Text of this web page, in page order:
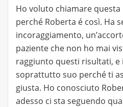
Ho voluto chiamare
perché Roberta é così. Ha
incoraggiamento,
paziente che non ho mai
raggiunto questi risultati, e
soprattutto suo perché ti
giusta. Ho conosciuto
adesso ci sta seguendo